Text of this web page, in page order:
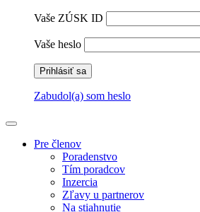
Vaše ZÚSK ID
Vaše heslo
Zabudol(a) som heslo
Pre členov
Poradenstvo
Tím poradcov
Inzercia
Zľavy u partnerov
Na stiahnutie